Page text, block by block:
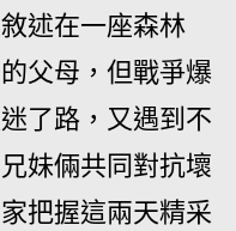
述在一座森林
父母，但戰爭爆
了路，又遇到不
妹倆共同對抗壞
把握這兩天精采